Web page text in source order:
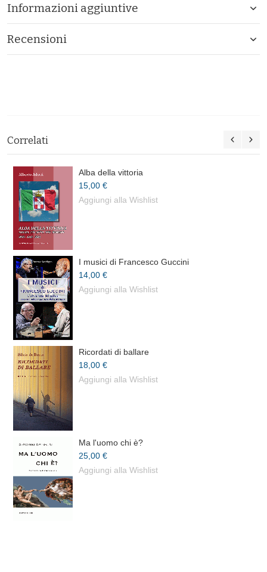
Correlati
Alba della vittoria
15,00 €
Aggiungi alla Wishlist
I musici di Francesco Guccini
14,00 €
Aggiungi alla Wishlist
Ricordati di ballare
18,00 €
Aggiungi alla Wishlist
Ma l'uomo chi è?
25,00 €
Aggiungi alla Wishlist
Informazioni aggiuntive
Recensioni